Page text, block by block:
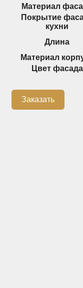
Доставка
Контакты
Сотрудничество
Блог
Материал
Покрытие
кухни
Длина
Материал
Цвет фасада
Заказать